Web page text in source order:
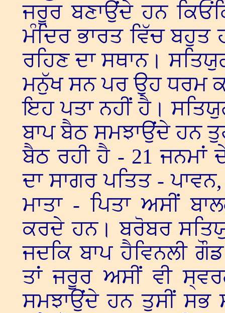
ਜਰੂਰ ਬਣਾਉਂਦੇ ਹਨ
ਮੰਦਿਰ ਭਾਰਤ ਵਿੱਚ ਬਹੁਤ
ਰਹਿਣ ਦਾ ਸਥਾਨ।
ਮਨੁੱਖ ਸਨ ਪਰ ਉਹ ਧਰਮ
ਇਹ ਪਤਾ ਨਹੀਂ ਹੈ।
ਬਾਪ ਬੈਠ ਸਮਝਾਉਂਦੇ ਹਨ
ਬੈਠ ਰਹੀ ਹੈ - 21
ਦਾ ਸਾਗਰ ਪਤਿਤ -
ਮਾਤਾ - ਪਿਤਾ ਅਸੀਂ
ਕਰਦੇ ਹਨ। ਬਰੋਬਰ
ਜਦਕਿ ਬਾਪ ਹੈਵਿਨਲੀ
ਤਾਂ ਜਰੂਰ ਅਸੀਂ ਵੀ
ਸਮਝਾਉਂਦੇ ਹਨ ਤੁਸੀਂ ਸਭ